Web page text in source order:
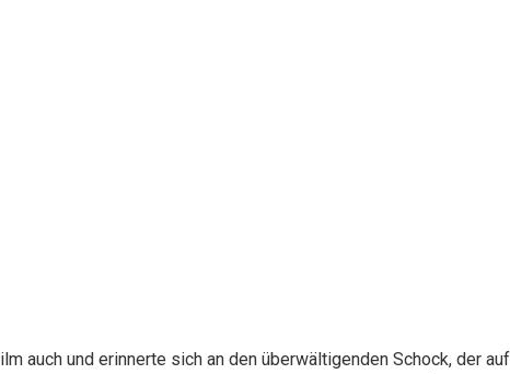
auch und erinnerte sich an den überwältigenden Schock, der auf